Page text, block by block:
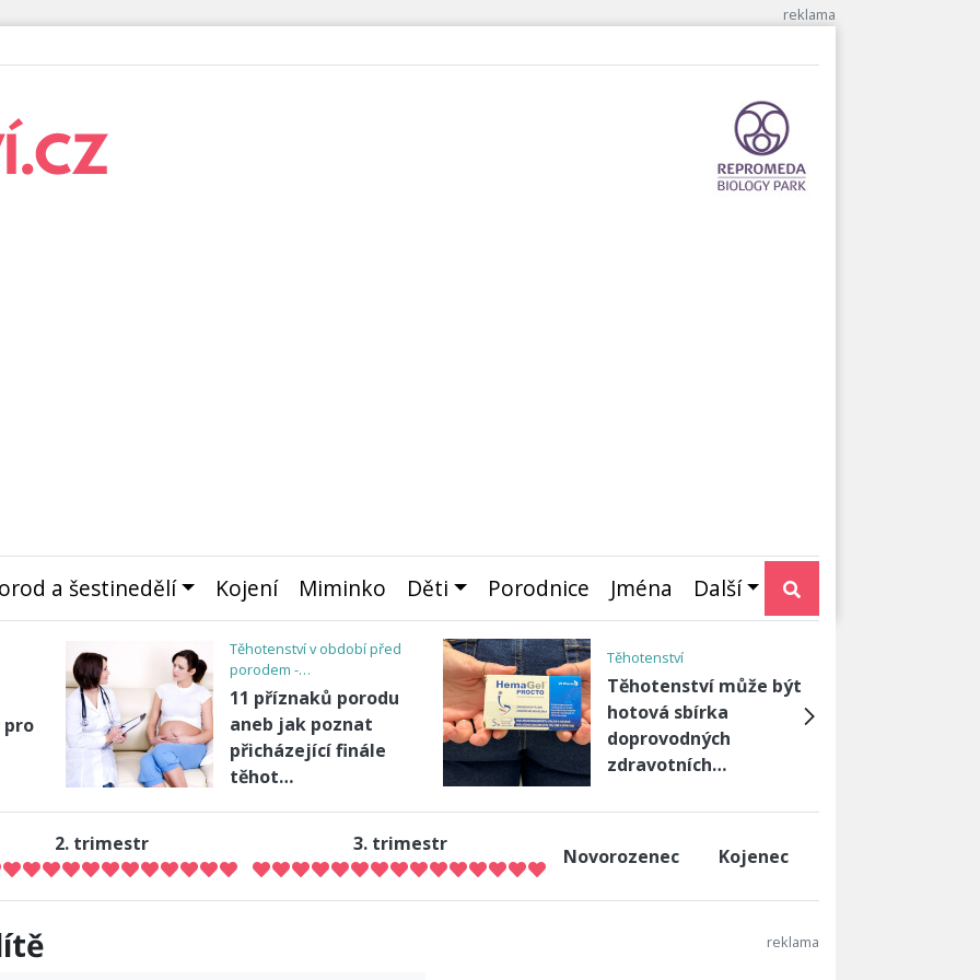
a šestinedělí Kojení Miminko Děti Porodnice Jména Další
III. trimestr - Vývoj plodu a
růst…
Třetí trimestr:
Poslední přípravy a
očekávání
Děti
Naučte děti padat.
Ušetříte spoustu slz
2. trimestr 3. trimestr
Novorozenec Kojenec